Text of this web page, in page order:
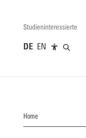
Studieninteressierte
DE EN
Home